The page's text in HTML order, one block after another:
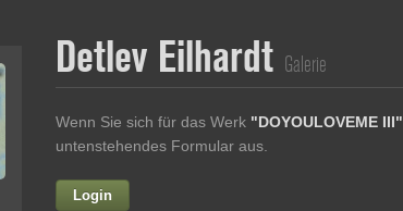
Detlev Eilhardt Galerie
Wenn Sie sich für das Werk "DOYOULOVEME III"
untenstehendes Formular aus.
Login